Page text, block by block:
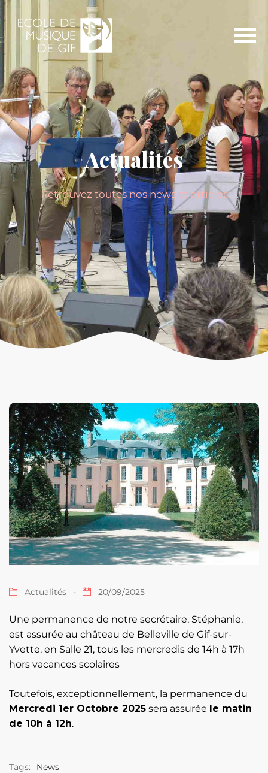
Actualités
Retrouvez toutes nos news et articles
Actualités 20/09/2025
Une permanence de notre secrétaire, Stéphanie,
est assurée au château de Belleville de Gif-sur-
Yvette, en Salle 21, tous les mercredis de 14h à 17h
hors vacances scolaires
Toutefois, exceptionnellement, la permanence du
Mercredi 1er Octobre 2025 sera assurée le matin
de 10h à 12h.
Tags: News